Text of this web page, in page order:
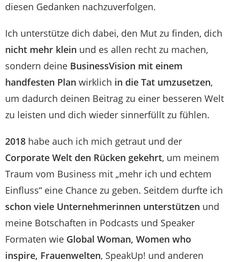
diesen Gedanken nachzuverfolgen.
Ich unterstütze dich dabei, den Mut zu finden, dich
nicht mehr klein und es allen recht zu machen,
sondern deine BusinessVision mit einem
handfesten Plan wirklich in die Tat umzusetzen,
um dadurch deinen Beitrag zu einer besseren Welt
zu leisten und dich wieder sinnerfüllt zu fühlen.
2018 habe auch ich mich getraut und der
Corporate Welt den Rücken gekehrt, um meinem
Traum vom Business mit „mehr ich und echtem
Einfluss“ eine Chance zu geben. Seitdem durfte ich
schon viele Unternehmerinnen unterstützen und
meine Botschaften in Podcasts und Speaker
Formaten wie Global Woman, Women who
inspire, Frauenwelten, SpeakUp! und anderen